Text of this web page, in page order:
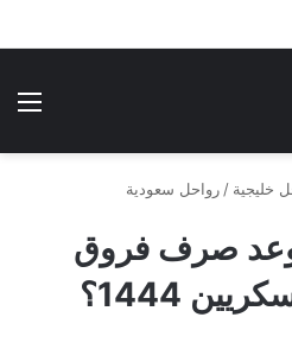
خليجية / رواحل سعودية
صرف فروق
1444؟